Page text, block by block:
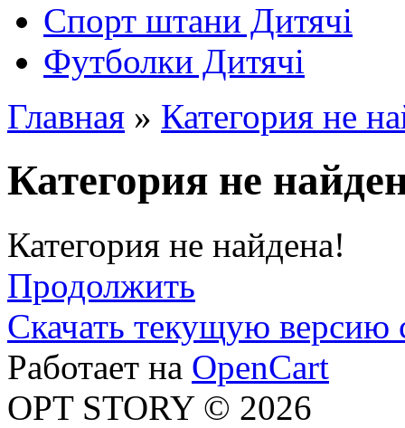
Спорт штани Дитячі
Футболки Дитячі
Главная » Категория не
Категория не
Категория не найдена!
Продолжить
Скачать текущую версию
Работает на OpenCart
OPT STORY © 2026